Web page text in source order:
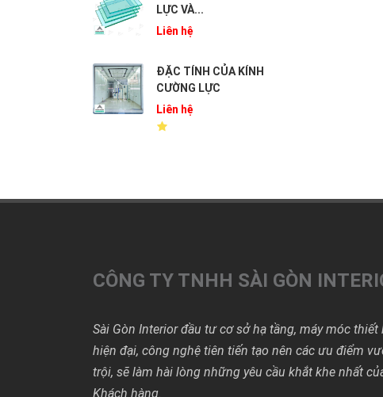
LỰC VÀ...
Liên hệ
ĐẶC TÍNH CỦA KÍNH
CƯỜNG LỰC
Liên hệ
CÔNG TY TNHH SÀI GÒN
Sài Gòn Interior đầu tư cơ sở hạ tầng, máy móc thiết
hiện đại, công nghệ tiên tiến tạo nên các ưu điểm
trội, sẽ làm hài lòng những yêu cầu khắt khe nhất
Khách hàng.